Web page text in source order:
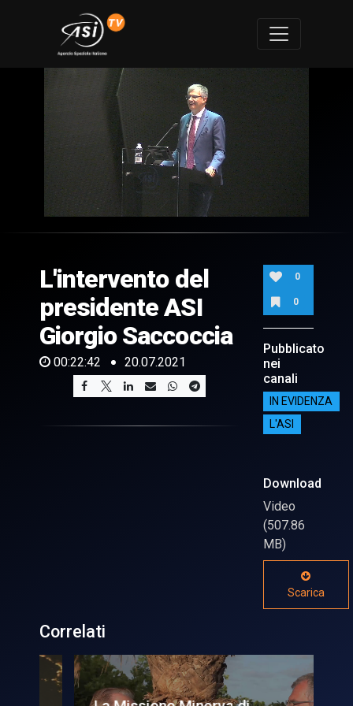
of
42
seconds
L'intervento del
presidente ASI
Giorgio Saccoccia
00:22:42 20.07.2021
0
0
Pubblicato
nei
canali
IN EVIDENZA
L'ASI
Download
Video
(507.86
MB)
Scarica
Correlati